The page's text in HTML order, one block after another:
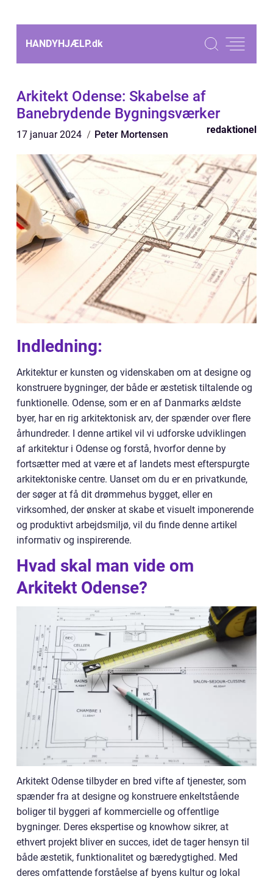
HANDYHJÆLP.dk
Arkitekt Odense: Skabelse af
Banebrydende Bygningsværker
17 januar 2024 Peter Mortensen redaktionel
Indledning:
Arkitektur er kunsten og videnskaben om at designe og
konstruere bygninger, der både er æstetisk tiltalende og
funktionelle. Odense, som er en af Danmarks ældste
byer, har en rig arkitektonisk arv, der spænder over flere
århundreder. I denne artikel vil vi udforske udviklingen
af arkitektur i Odense og forstå, hvorfor denne by
fortsætter med at være et af landets mest efterspurgte
arkitektoniske centre. Uanset om du er en privatkunde,
der søger at få dit drømmehus bygget, eller en
virksomhed, der ønsker at skabe et visuelt imponerende
og produktivt arbejdsmiljø, vil du finde denne artikel
informativ og inspirerende.
Hvad skal man vide om
Arkitekt Odense?
Arkitekt Odense tilbyder en bred vifte af tjenester, som
spænder fra at designe og konstruere enkeltstående
boliger til byggeri af kommercielle og offentlige
bygninger. Deres ekspertise og knowhow sikrer, at
ethvert projekt bliver en succes, idet de tager hensyn til
både æstetik, funktionalitet og bæredygtighed. Med
deres omfattende forståelse af byens kultur og lokal